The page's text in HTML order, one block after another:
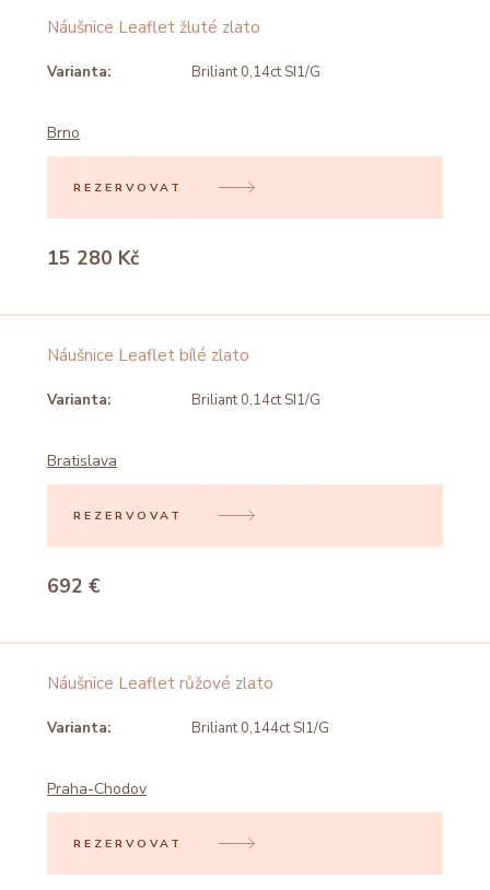
Náušnice Leaflet žluté zlato
Varianta: Briliant 0,14ct SI1/G
Brno
REZERVOVAT
15 280 Kč
Náušnice Leaflet bílé zlato
Varianta: Briliant 0,14ct SI1/G
Bratislava
REZERVOVAT
692 €
Náušnice Leaflet růžové zlato
Varianta: Briliant 0,144ct SI1/G
Praha-Chodov
REZERVOVAT